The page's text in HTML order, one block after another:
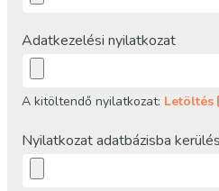
Adatkezelési nyilatkozat
A kitöltendő nyilatkozat: Letöltés
Nyilatkozat adatbázisba